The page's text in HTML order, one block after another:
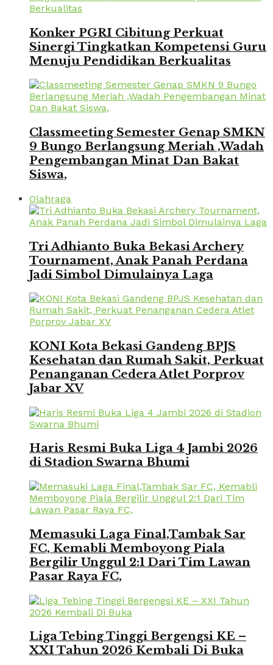
Konker PGRI Cibitung Perkuat
Sinergi Tingkatkan Kompetensi Guru
Menuju Pendidikan Berkualitas
Classmeeting Semester Genap SMKN
9 Bungo Berlangsung Meriah ,Wadah
Pengembangan Minat Dan Bakat
Siswa,
Olahraga
Tri Adhianto Buka Bekasi Archery
Tournament, Anak Panah Perdana
Jadi Simbol Dimulainya Laga
KONI Kota Bekasi Gandeng BPJS
Kesehatan dan Rumah Sakit, Perkuat
Penanganan Cedera Atlet Porprov
Jabar XV
Haris Resmi Buka Liga 4 Jambi 2026
di Stadion Swarna Bhumi
Memasuki Laga Final,Tambak Sar
FC, Kemabli Memboyong Piala
Bergilir Unggul 2:1 Dari Tim Lawan
Pasar Raya FC,
Liga Tebing Tinggi Bergengsi KE –
XXI Tahun 2026 Kembali Di Buka